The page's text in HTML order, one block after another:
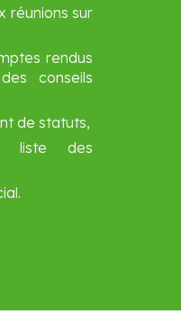
réunions sur
rendus
conseils
de statuts,
liste des